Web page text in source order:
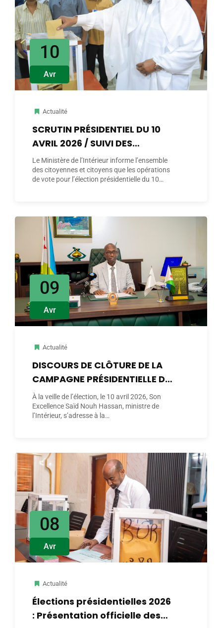
10
Avr
Actualité
SCRUTIN PRÉSIDENTIEL DU 10
AVRIL 2026 / SUIVI DES
OPÉRATIONS DE VOTE
Le Ministère de l’Intérieur informe l’ensemble
des citoyennes et citoyens que les opérations
de vote pour l’élection présidentielle du 10…
09
Avr
Actualité
DISCOURS DE CLÔTURE DE LA
CAMPAGNE PRÉSIDENTIELLE DE
2026
À la veille de l’élection, le 10 avril 2026, Son
Excellence Saïd Nouh Hassan, ministre de
l’Intérieur, s’adresse à la…
08
Avr
Actualité
Élections présidentielles 2026
: Présentation officielle des